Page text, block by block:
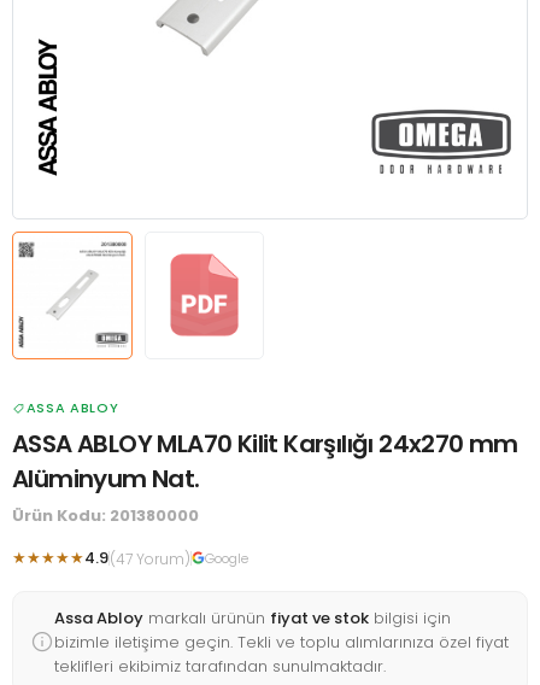
ASSA ABLOY
ASSA ABLOY MLA70 Kilit Karşılığı 24x270 mm
Alüminyum Nat.
Ürün Kodu: 201380000
★★★★★4.9(47 Yorum) Google
Assa Abloy markalı ürünün fiyat ve stok bilgisi için
bizimle iletişime geçin. Tekli ve toplu alımlarınıza özel fiyat
teklifleri ekibimiz tarafından sunulmaktadır.